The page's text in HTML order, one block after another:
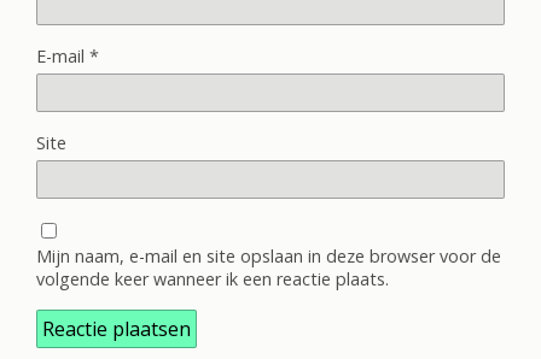
E-mail *
Site
Mijn naam, e-mail en site opslaan in deze browser voor de
volgende keer wanneer ik een reactie plaats.